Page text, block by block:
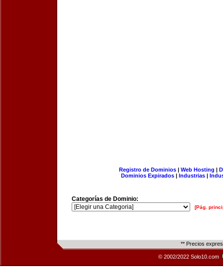
Registro de Dominios| Web Hosting |
Dominios Expirados | Industrias |
Categorías de Dominio:
[Pág.
** Precios
© 2002/2022 Solo10.com